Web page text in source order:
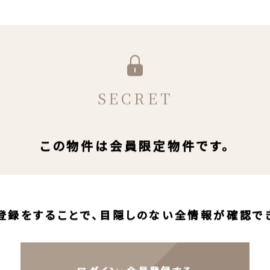
SECRET
この物件は会員限定物件です。
をすることで、目隠しのない全情報が確認